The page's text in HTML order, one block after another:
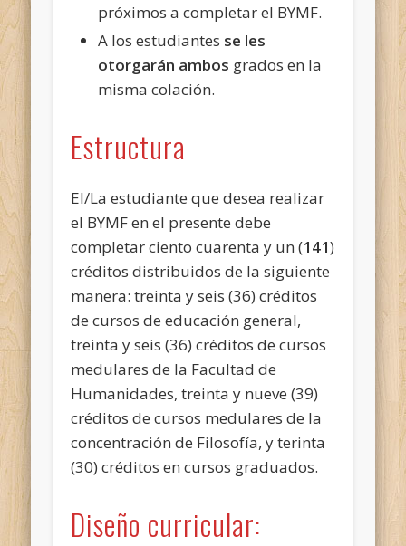
próximos a completar el BYMF.
A los estudiantes se les
otorgarán ambos grados en la
misma colación.
Estructura
El/La estudiante que desea realizar
el BYMF en el presente debe
completar ciento cuarenta y un (141)
créditos distribuidos de la siguiente
manera: treinta y seis (36) créditos
de cursos de educación general,
treinta y seis (36) créditos de cursos
medulares de la Facultad de
Humanidades, treinta y nueve (39)
créditos de cursos medulares de la
concentración de Filosofía, y terinta
(30) créditos en cursos graduados.
Diseño curricular: